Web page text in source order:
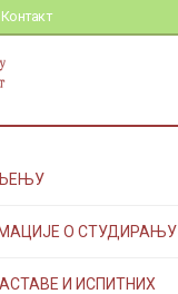
Контакт
О СТУДИРАЊУ
И ИСПИТНИХ